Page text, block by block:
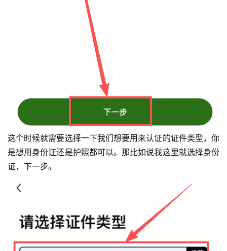
这个时候就需要选择一下我们想要用来认证的证件类型，你
是想用身份证还是护照都可以。那比如说我这里就选择身份
证，下一步。